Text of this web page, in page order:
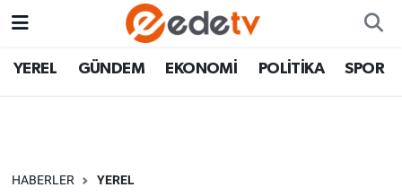
YEREL GÜNDEM EKONOMİ POLİTİKA SPOR
HABERLER YEREL